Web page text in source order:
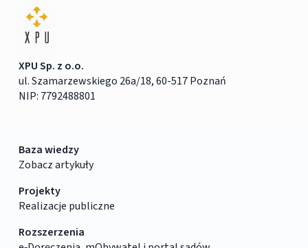
XPU Sp. z o.o.
ul. Szamarzewskiego 26a/18, 60-517 Poznań
NIP: 7792488801
Baza wiedzy
Zobacz artykuły
Projekty
Realizacje publiczne
Rozszerzenia